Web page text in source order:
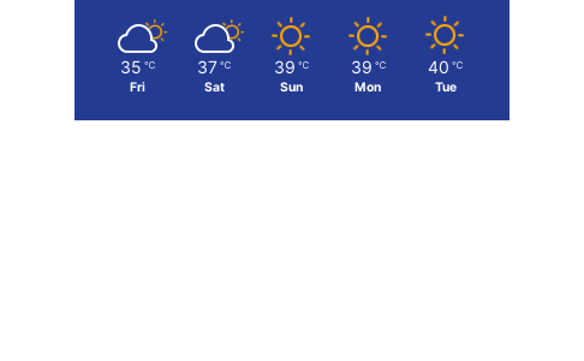
35 ℃
Fri
37 ℃
Sat
39 ℃
Sun
39 ℃
Mon
40 ℃
Tue